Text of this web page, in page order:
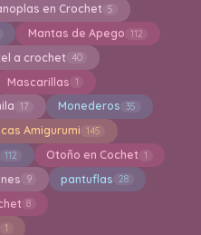
en Crochet 5
Mantas de Apego 112
a crochet 40
Mascarillas 1
17 Monederos 35
Amigurumi 145
112 Otoño en Cochet 1
9 pantuflas 28
8
1